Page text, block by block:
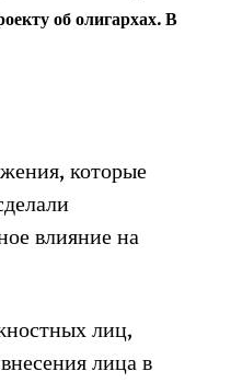
об олигархах. В
которые
влияние на
лиц,
лица в